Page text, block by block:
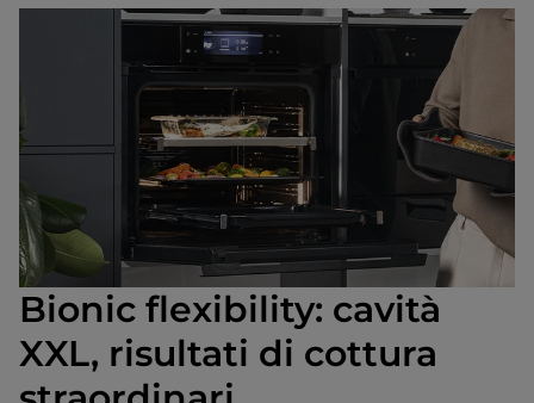
Bionic flexibility: cavità
XXL, risultati di cottura